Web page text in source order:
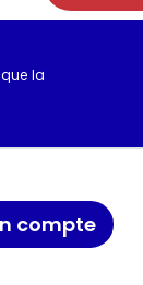
conservation
la
compte